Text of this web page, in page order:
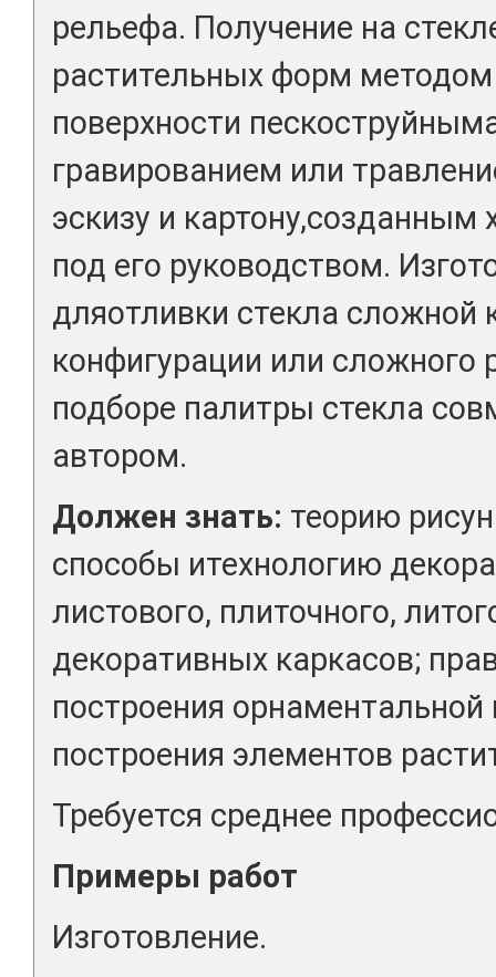
рельефа. Получение на
растительных форм
поверхности
гравированием или
эскизу и
под его руководством.
дляотливки стекла сложной
конфигурации или сложного
подборе палитры стекла
автором.
Должен знать: теорию
способы итехнологию
листового, плиточного,
декоративных каркасов;
построения
построения элементов
Требуется среднее
Примеры работ
Изготовление.